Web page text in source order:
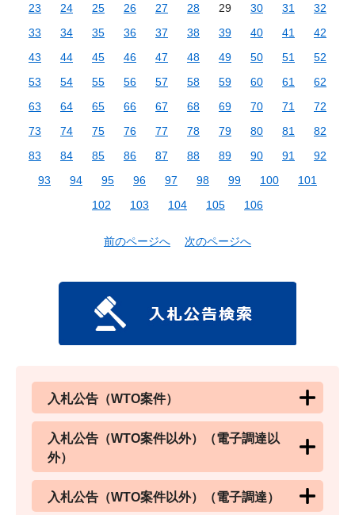
23
24 25 26 27 28 29 30 31
32
33
34 35 36 37 38 39 40 41
42
43
44 45 46 47 48 49 50 51
52
53
54 55 56 57 58 59 60 61
62
63
64 65 66 67 68 69 70 71
72
73
74 75 76 77 78 79 80 81
82
83
84 85 86 87 88 89 90 91
92
93
94 95 96 97 98 99 100
101
102
103 104 105 106
前のページへ 次のページへ
入札公告（WTO案件）
入札公告（WTO案件以外）（電子調達以
外）
入札公告（WTO案件以外）（電子調達）